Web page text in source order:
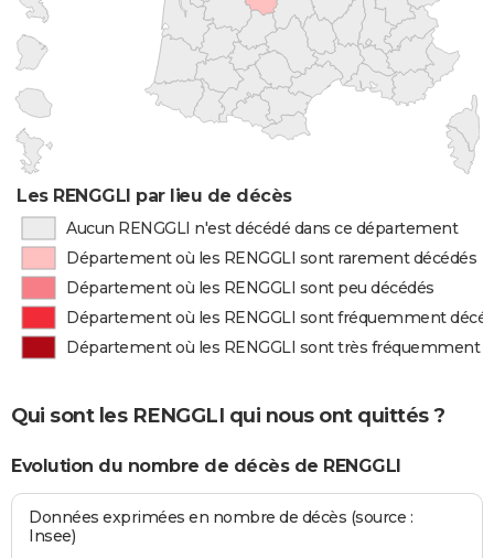
Les RENGGLI par lieu de décès
Aucun RENGGLI n'est décédé dans ce département
Département où les RENGGLI sont rarement décédés
Département où les RENGGLI sont peu décédés
Département où les RENGGLI sont fréquemment
Département où les RENGGLI sont très fréquemment
Qui sont les RENGGLI qui nous ont quittés ?
Evolution du nombre de décès de RENGGLI
Données exprimées en nombre de décès (source :
Insee)